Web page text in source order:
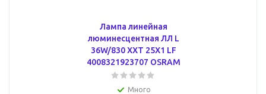
Лампа линейная
люминесцентная ЛЛ L
36W/830 XXT 25X1 LF
4008321923707 OSRAM
Много